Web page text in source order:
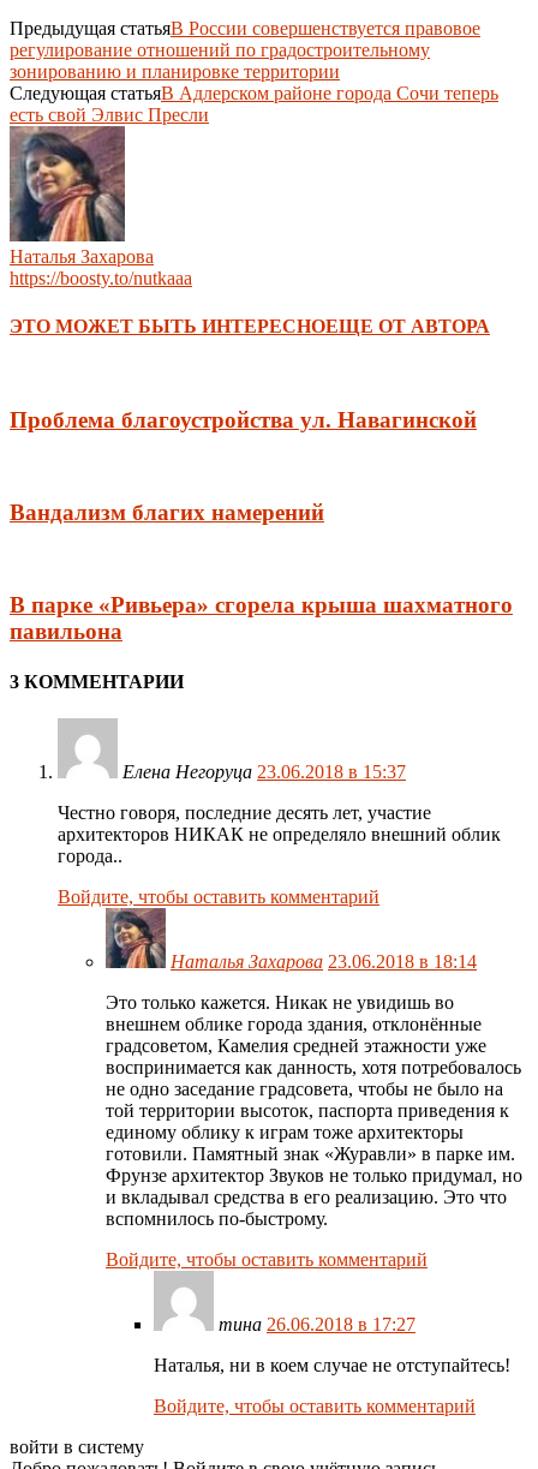
Предыдущая статьяВ России совершенствуется правовое
регулирование отношений по градостроительному
зонированию и планировке территории
Следующая статьяВ Адлерском районе города Сочи теперь
есть свой Элвис Пресли
Наталья Захарова
https://boosty.to/nutkaaa
ЭТО МОЖЕТ БЫТЬ ИНТЕРЕСНОЕЩЕ ОТ АВТОРА
Проблема благоустройства ул. Навагинской
Вандализм благих намерений
В парке «Ривьера» сгорела крыша шахматного
павильона
3 КОММЕНТАРИИ
Елена Негоруца 23.06.2018 в 15:37
Честно говоря, последние десять лет, участие
архитекторов НИКАК не определяло внешний облик
города..
Войдите, чтобы оставить комментарий
Наталья Захарова 23.06.2018 в 18:14
Это только кажется. Никак не увидишь во
внешнем облике города здания, отклонённые
градсоветом, Камелия средней этажности уже
воспринимается как данность, хотя потребовалось
не одно заседание градсовета, чтобы не было на
той территории высоток, паспорта приведения к
единому облику к играм тоже архитекторы
готовили. Памятный знак «Журавли» в парке им.
Фрунзе архитектор Звуков не только придумал, но
и вкладывал средства в его реализацию. Это что
вспомнилось по-быстрому.
Войдите, чтобы оставить комментарий
тина 26.06.2018 в 17:27
Наталья, ни в коем случае не отступайтесь!
Войдите, чтобы оставить комментарий
войти в систему